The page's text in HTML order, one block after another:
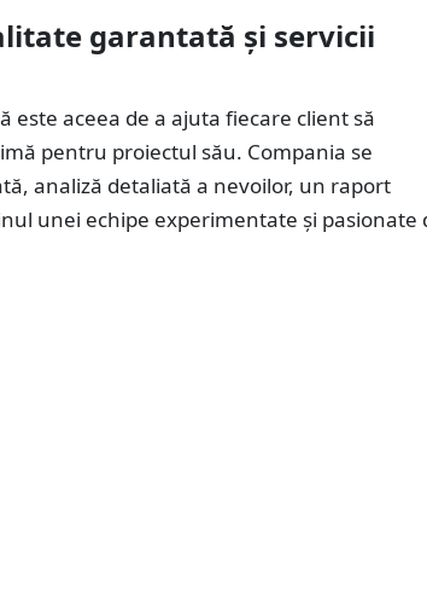
garantată și servicii
este aceea de a ajuta fiecare client să
pentru proiectul său. Compania se
analiză detaliată a nevoilor, un raport
unei echipe experimentate și pasionate